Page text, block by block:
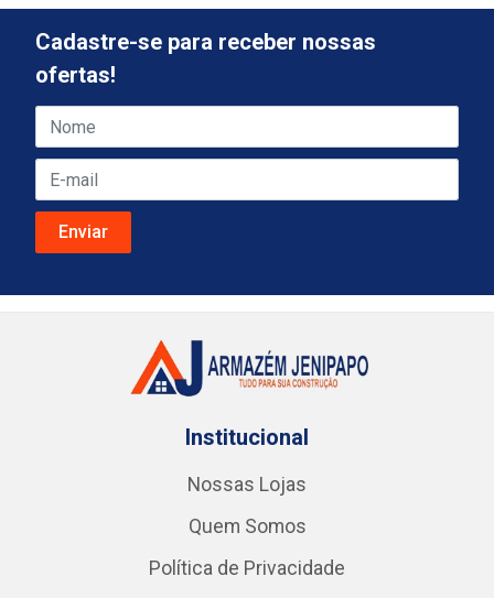
Cadastre-se para receber nossas
ofertas!
Institucional
Nossas Lojas
Quem Somos
Política de Privacidade